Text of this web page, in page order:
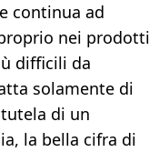
continua ad
nei prodotti
difficili da
solamente di
di un
la bella cifra di